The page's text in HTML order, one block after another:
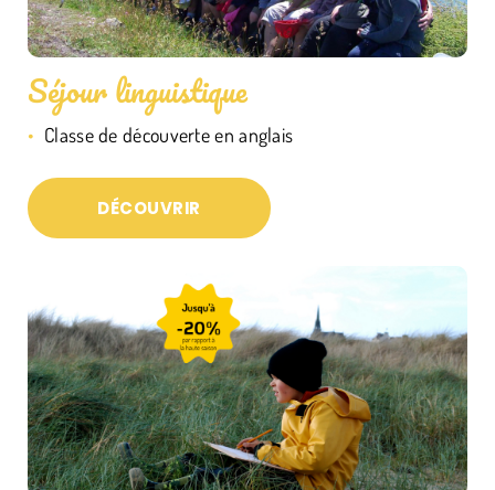
Séjour linguistique
Classe de découverte en anglais
DÉCOUVRIR